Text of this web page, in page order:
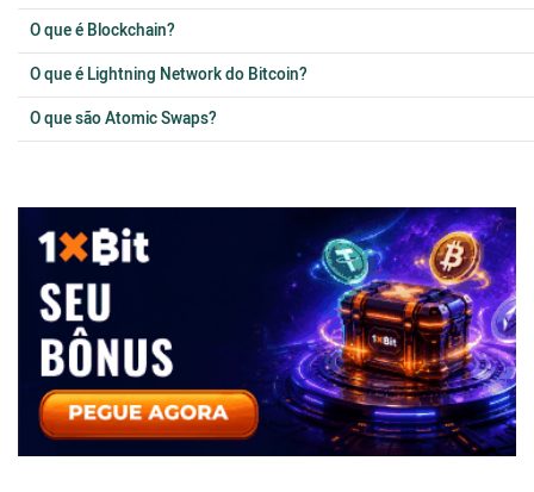
O que é Blockchain?
O que é Lightning Network do Bitcoin?
O que são Atomic Swaps?